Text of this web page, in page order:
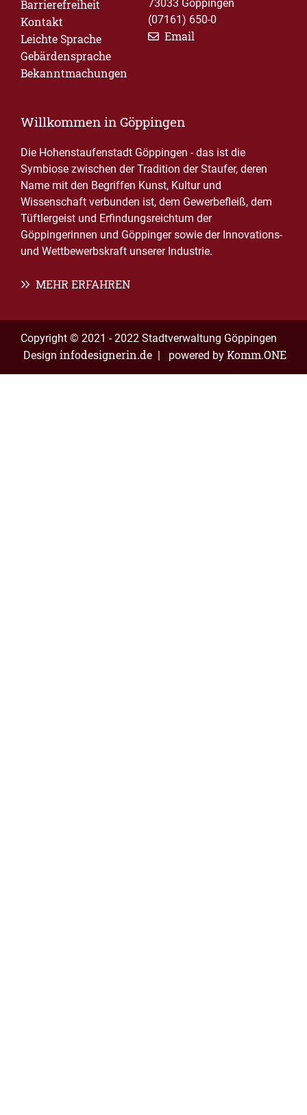
Barrierefreiheit
Kontakt
Leichte Sprache
Gebärdensprache
Bekanntmachungen
73033 Göppingen
(07161) 650-0
Email
Willkommen in Göppingen
Die Hohenstaufenstadt Göppingen - das ist die
Symbiose zwischen der Tradition der Staufer, deren
Name mit den Begriffen Kunst, Kultur und
Wissenschaft verbunden ist, dem Gewerbefleiß, dem
Tüftlergeist und Erfindungsreichtum der
Göppingerinnen und Göppinger sowie der Innovations-
und Wettbewerbskraft unserer Industrie.
MEHR ERFAHREN
Copyright © 2021 - 2022 Stadtverwaltung Göppingen
Design infodesignerin.de | powered by Komm.ONE